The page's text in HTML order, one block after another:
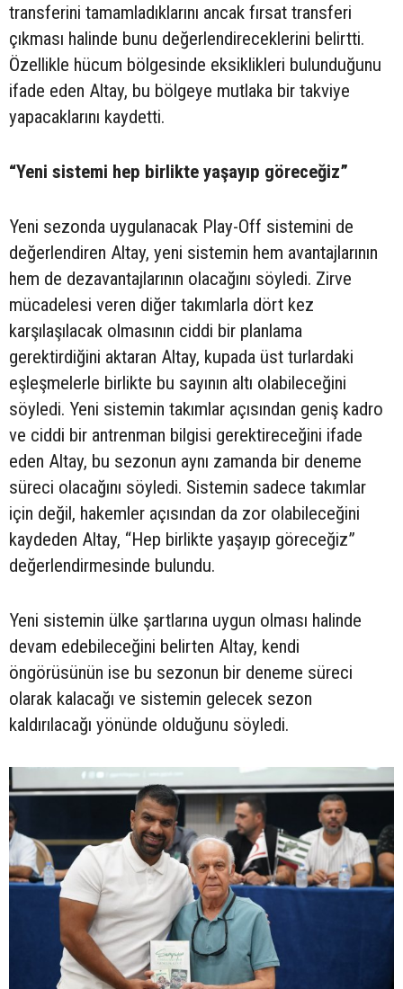
transferini tamamladıklarını ancak fırsat transferi
çıkması halinde bunu değerlendireceklerini belirtti.
Özellikle hücum bölgesinde eksiklikleri bulunduğunu
ifade eden Altay, bu bölgeye mutlaka bir takviye
yapacaklarını kaydetti.
“Yeni sistemi hep birlikte yaşayıp göreceğiz”
Yeni sezonda uygulanacak Play-Off sistemini de
değerlendiren Altay, yeni sistemin hem avantajlarının
hem de dezavantajlarının olacağını söyledi. Zirve
mücadelesi veren diğer takımlarla dört kez
karşılaşılacak olmasının ciddi bir planlama
gerektirdiğini aktaran Altay, kupada üst turlardaki
eşleşmelerle birlikte bu sayının altı olabileceğini
söyledi. Yeni sistemin takımlar açısından geniş kadro
ve ciddi bir antrenman bilgisi gerektireceğini ifade
eden Altay, bu sezonun aynı zamanda bir deneme
süreci olacağını söyledi. Sistemin sadece takımlar
için değil, hakemler açısından da zor olabileceğini
kaydeden Altay, “Hep birlikte yaşayıp göreceğiz”
değerlendirmesinde bulundu.
Yeni sistemin ülke şartlarına uygun olması halinde
devam edebileceğini belirten Altay, kendi
öngörüsünün ise bu sezonun bir deneme süreci
olarak kalacağı ve sistemin gelecek sezon
kaldırılacağı yönünde olduğunu söyledi.